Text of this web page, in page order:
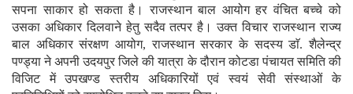
सपना साकार हो सकता है। राजस्थान बाल आयोग हर वंचित बच्चे को
उसका अधिकार दिलवाने हेतु सदैव तत्पर है। उक्त विचार राजस्थान राज्य
बाल अधिकार संरक्षण आयोग, राजस्थान सरकार के सदस्य डाॅ. शैलेन्द्र
पण्ड्या ने अपनी उदयपुर जिले की यात्रा के दौरान कोटडा पंचायत समिति की
विजिट में उपखण्ड स्तरीय अधिकारियों एवं स्वयं सेवी संस्थाओं के